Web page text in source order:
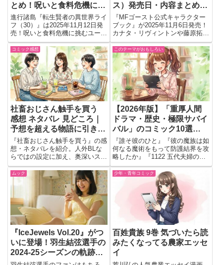
とめ！呪いと食料危機に挑
む、ユージたちの新たな戦
い！
進行諸島『転生賢者の異世界ライ
フ（30）』は2025年11月12日発
売！呪いと食料危機に挑むユージ
たちの新章開幕。仲間との絆と無
自覚最強の戦いを見逃すな！
ス）発売日・内容まとめ
【2025年11月6日発売】
『MFゴースト公式キャラクター
ブック』が2025年11月6日発売！
カナタ・リヴィントンや藤原拓海
など登場人物の詳細設定を収録。
ファン必携の公式資料集がついに
登場！
コミック感想
社畜おじさん触手を買う
感想 ネタバレ 見どころ｜
予想を超える物語に引き込
まれる人外BL
『社畜おじさん触手を買う』の感
想・ネタバレを紹介。人外BLな
らではの設定に加え、奥深いスト
ーリーや魅力的なキャラクターた
ちを読後の自然な会話で語りま
このテーマがおもしろい
【2026年版】「重厚人間
ドラマ・歴史・極限サバイ
バル」のコミック10選
（1）
『誰そ彼のひと』『彼の魔族は如
何なる魔術をもって防護結界を攻
略したか』『1122 五代夫婦の場
合』『壊胎』『死んだ石井の大
群』など、話題の漫画10作品を
まとめて紹介。青春恋愛、ミステ
リー、サスペンス、歴史、バイク
漫画まで、それぞれの見どころや
魅力をネタバレなしでわかりやす
く解説します。
ムック
『IceJewels Vol.20』がつ
いに登場！羽生結弦選手の
2024-25シーズンの軌跡が
ぎゅっと詰まった一冊だ
少年・青年コミック
百姓貴族 9巻 気づいたら読
みたくなってる農家エッセ
イ